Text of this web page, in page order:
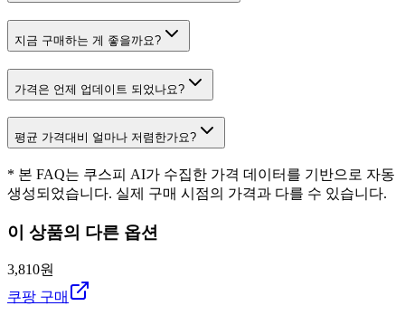
지금 구매하는 게 좋을까요?
가격은 언제 업데이트 되었나요?
평균 가격대비 얼마나 저렴한가요?
* 본 FAQ는 쿠스피 AI가 수집한 가격 데이터를 기반으로 자동
생성되었습니다. 실제 구매 시점의 가격과 다를 수 있습니다.
이 상품의 다른 옵션
3,810원
쿠팡 구매